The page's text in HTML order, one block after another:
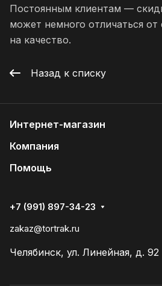
Постоянным клиентам —
может немного отличаться от
на качество.
Назад к списку
Интернет-магазин
Компания
Помощь
+7 (991) 897-34-23
zakaz@tortrak.ru
Челябинск, ул. Линейная, д. 92